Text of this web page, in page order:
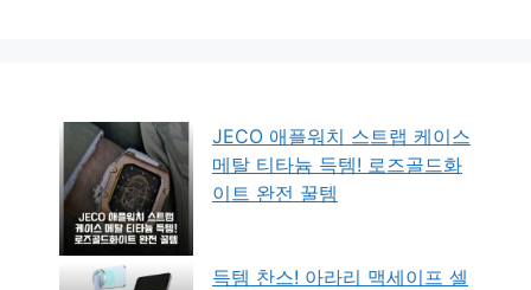
JECO 애플워치 스트랩 케이스
메탈 티타늄 득템! 로즈골드화
이트 완전 꿀템
득템 찬스! 아라리 맥세이프 셀